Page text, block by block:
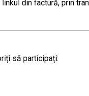
din factură, prin
să participați: